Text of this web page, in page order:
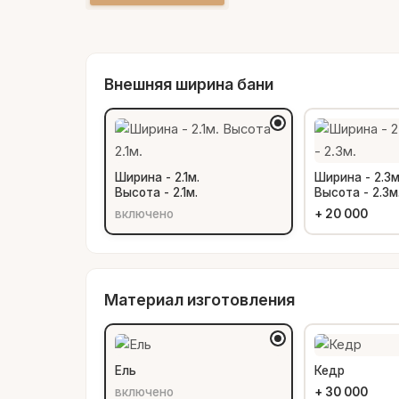
Внешняя ширина бани
Ширина - 2.1м.
Высота - 2.1м.
включено
Ширина -
Высота -
+ 20 000
Материал изготовления
Ель
включено
Кедр
+ 30 000